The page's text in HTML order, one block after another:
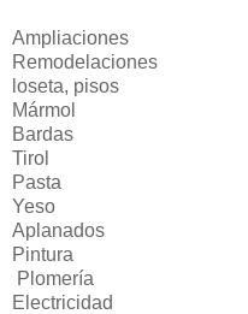
Ampliaciones
Remodelaciones
loseta, pisos
Mármol
Bardas
Tirol
Pasta
Yeso
Aplanados
Pintura
Plomería
Electricidad